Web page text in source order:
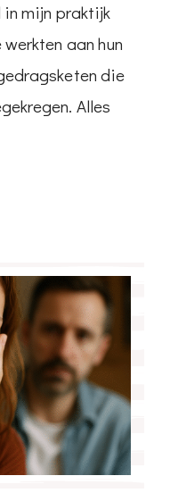
mijn praktijk
aan hun
die
Alles